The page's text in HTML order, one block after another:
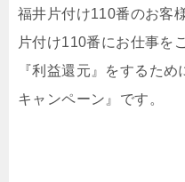
福井片付け110番のお客
片付け110番にお仕事を
『利益還元』をするた
キャンペーン』です。